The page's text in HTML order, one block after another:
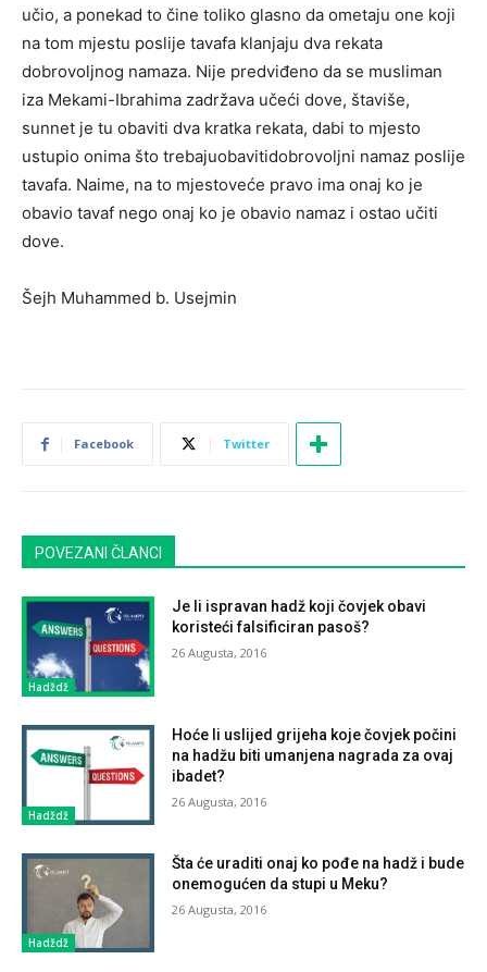
učio, a ponekad to čine toliko glasno da ometaju one koji
na tom mjestu poslije tavafa klanjaju dva rekata
dobrovoljnog namaza. Nije predviđeno da se musliman
iza Mekami-Ibrahima zadržava učeći dove, štaviše,
sunnet je tu obaviti dva kratka rekata, dabi to mjesto
ustupio onima što trebajuobavitidobrovoljni namaz poslije
tavafa. Naime, na to mjestoveće pravo ima onaj ko je
obavio tavaf nego onaj ko je obavio namaz i ostao učiti
dove.
Šejh Muhammed b. Usejmin
Facebook Twitter
POVEZANI ČLANCI
Hadždž
Je li ispravan hadž koji čovjek obavi
koristeći falsificiran pasoš?
26 Augusta, 2016
Hadždž
Hoće li uslijed grijeha koje čovjek počini
na hadžu biti umanjena nagrada za ovaj
ibadet?
26 Augusta, 2016
Hadždž
Šta će uraditi onaj ko pođe na hadž i bude
onemogućen da stupi u Meku?
26 Augusta, 2016